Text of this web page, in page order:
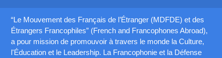
“Le Mouvement des Français de l’Étranger (MDFDE) et des
Étrangers Francophiles” (French and Francophones Abroad),
a pour mission de promouvoir à travers le monde la Culture,
l'Éducation et le Leadership. La Francophonie et la Défense